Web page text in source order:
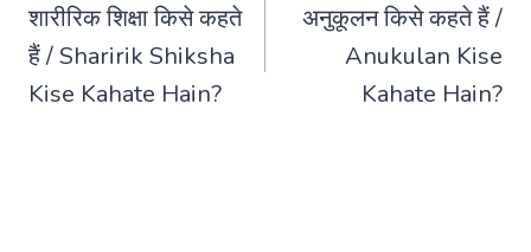
navigation
शारीरिक शिक्षा किसे कहते
हैं / Sharirik Shiksha
Kise Kahate Hain?
अनुकूलन किसे कहते हैं /
Anukulan Kise
Kahate Hain?